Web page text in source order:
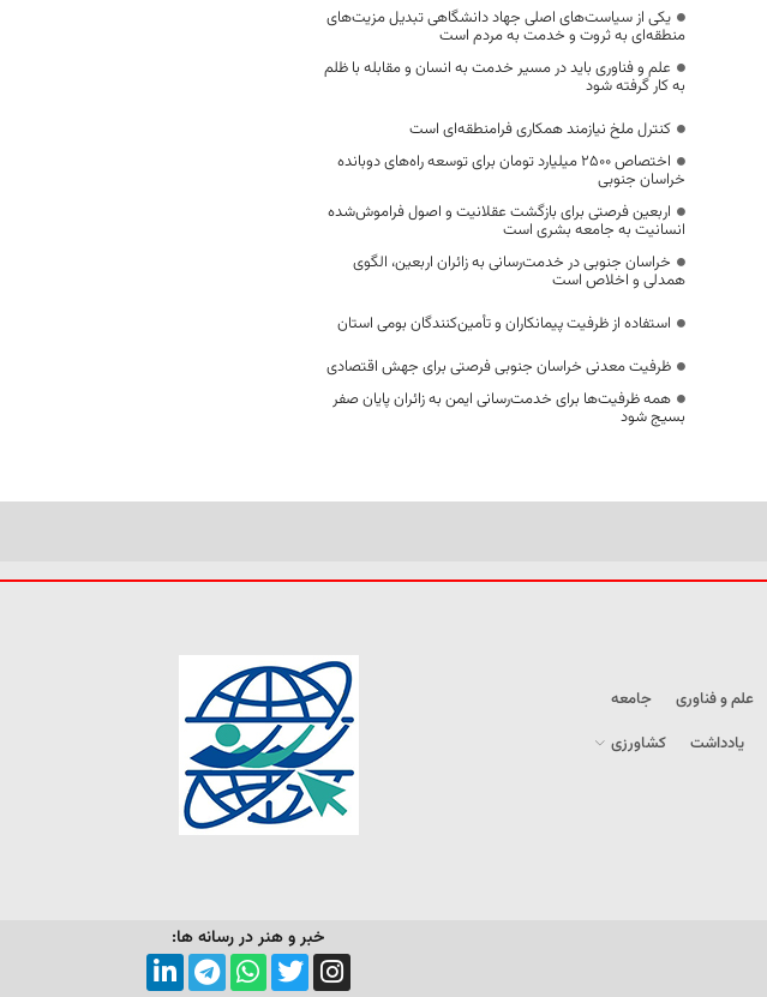
یکی از سیاست‌های اصلی جهاد دانشگاهی تبدیل مزیت‌های
منطقه‌ای به ثروت و خدمت به مردم است
علم و فناوری باید در مسیر خدمت به انسان و مقابله با ظلم
به کار گرفته شود
کنترل ملخ نیازمند همکاری فرامنطقه‌ای است
اختصاص 2500 میلیارد تومان برای توسعه راه‌های دوبانده
خراسان جنوبی
اربعین فرصتی برای بازگشت عقلانیت و اصول فراموش‌شده
انسانیت به جامعه بشری است
خراسان جنوبی در خدمت‌رسانی به زائران اربعین، الگوی
همدلی و اخلاص است
استفاده از ظرفیت پیمانکاران و تأمین‌کنندگان بومی استان
ظرفیت معدنی خراسان جنوبی فرصتی برای جهش اقتصادی
همه ظرفیت‌ها برای خدمت‌رسانی ایمن به زائران پایان صفر
بسیج شود
علم و فناوری
جامعه
یادداشت
کشاورزی
خبر و هنر در رسانه ها: